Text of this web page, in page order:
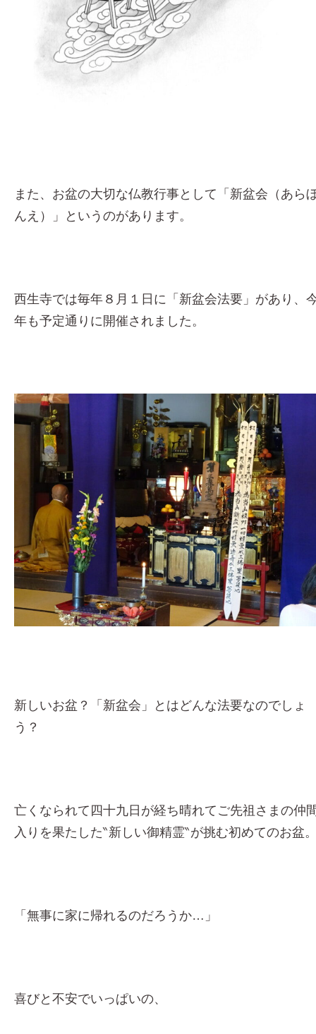
また、お盆の大切な仏教行事として「新盆会（あら
んえ）」というのがあります。
西生寺では毎年８月１日に「新盆会法要」があり、
年も予定通りに開催されました。
新しいお盆？「新盆会」とはどんな法要なのでしょ
う？
亡くなられて四十九日が経ち晴れてご先祖さまの仲
入りを果たした‶新しい御精霊‶が挑む初めてのお盆
「無事に家に帰れるのだろうか…」
喜びと不安でいっぱいの、